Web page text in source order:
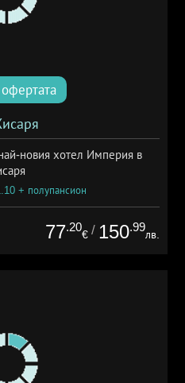
новия хотел Империя в
+ полупансион
77.20
€ / 150.99
лв.